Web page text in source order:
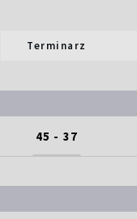
Terminarz
45 - 37